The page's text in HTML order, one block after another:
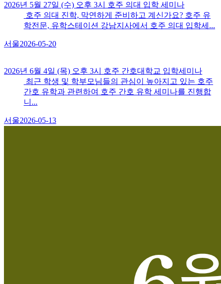
2026년 5월 27일 (수) 오후 3시 호주 의대 입학 세미나
호주 의대 진학, 막연하게 준비하고 계신가요? 호주 유
학전문, 유학스테이션 강남지사에서 호주 의대 입학세...
서울2026-05-20
2026년 6월 4일 (목) 오후 3시 호주 간호대학교 입학세미나
최근 학생 및 학부모님들의 관심이 높아지고 있는 호주
간호 유학과 관련하여 호주 간호 유학 세미나를 진행합
니...
서울2026-05-13